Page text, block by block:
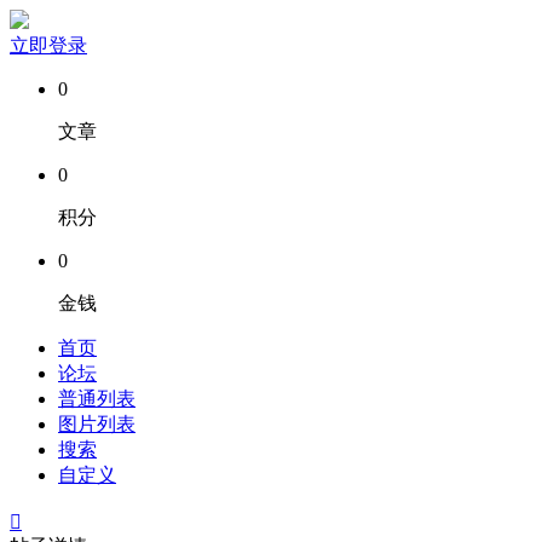
立即登录
0
文章
0
积分
0
金钱
首页
论坛
普通列表
图片列表
搜索
自定义
